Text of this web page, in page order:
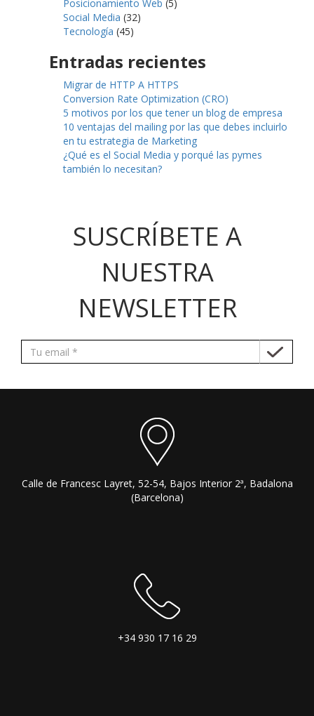
Posicionamiento Web (5)
Social Media (32)
Tecnología (45)
Entradas recientes
Migrar de HTTP A HTTPS
Conversion Rate Optimization (CRO)
5 motivos por los que tener un blog de empresa
10 ventajas del mailing por las que debes incluirlo
en tu estrategia de Marketing
¿Qué es el Social Media y porqué las pymes
también lo necesitan?
SUSCRÍBETE A
NUESTRA
NEWSLETTER
Calle de Francesc Layret, 52-54, Bajos Interior 2ª, Badalona
(Barcelona)
+34 930 17 16 29